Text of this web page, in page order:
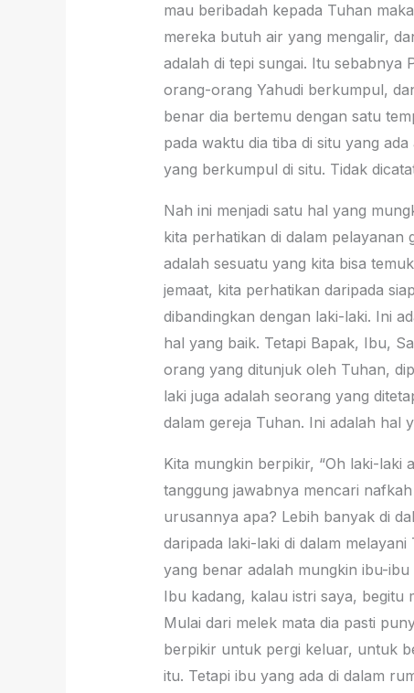
mau beribadah kepada Tuhan
mereka butuh air yang mengalir,
adalah di tepi sungai. Itu sebabnya
orang-orang Yahudi berkumpul,
benar dia bertemu dengan satu
pada waktu dia tiba di situ yang
yang berkumpul di situ. Tidak
Nah ini menjadi satu hal yang
kita perhatikan di dalam pelayanan
adalah sesuatu yang kita bisa
jemaat, kita perhatikan daripada
dibandingkan dengan laki-laki. Ini
hal yang baik. Tetapi Bapak, Ibu,
orang yang ditunjuk oleh Tuhan,
laki juga adalah seorang yang
dalam gereja Tuhan. Ini adalah hal
Kita mungkin berpikir, “Oh laki-laki
tanggung jawabnya mencari
urusannya apa? Lebih banyak di
daripada laki-laki di dalam
yang benar adalah mungkin ibu-
Ibu kadang, kalau istri saya, begitu
Mulai dari melek mata dia pasti
berpikir untuk pergi keluar, untuk
itu. Tetapi ibu yang ada di dalam